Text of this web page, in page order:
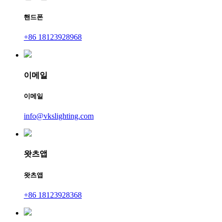
핸드폰
+86 18123928968
이메일
이메일
info@vkslighting.com
왓츠앱
왓츠앱
+86 18123928368